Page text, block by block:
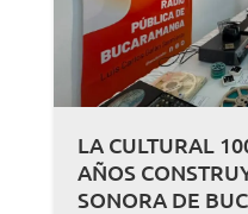
LA CULTURAL
AÑOS
SONORA DE